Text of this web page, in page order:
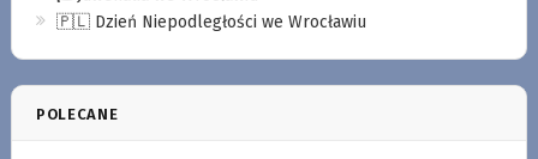
🇵🇱 Dzień Niepodległości we Wrocławiu
POLECANE